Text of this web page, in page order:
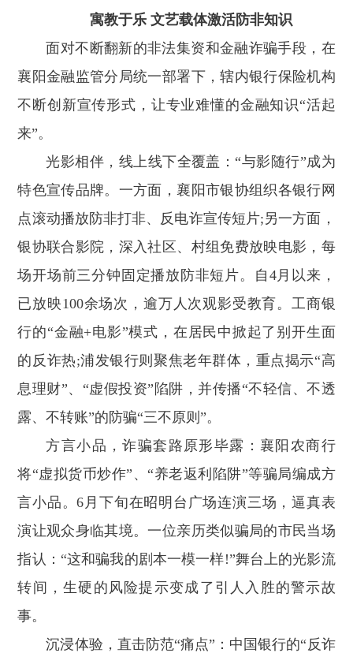
寓教于乐 文艺载体激活防非知识
面对不断翻新的非法集资和金融诈骗手段，在
襄阳金融监管分局统一部署下，辖内银行保险机构
不断创新宣传形式，让专业难懂的金融知识“活起
来”。
光影相伴，线上线下全覆盖：“与影随行”成为
特色宣传品牌。一方面，襄阳市银协组织各银行网
点滚动播放防非打非、反电诈宣传短片;另一方面，
银协联合影院，深入社区、村组免费放映电影，每
场开场前三分钟固定播放防非短片。自4月以来，
已放映100余场次，逾万人次观影受教育。工商银
行的“金融+电影”模式，在居民中掀起了别开生面
的反诈热;浦发银行则聚焦老年群体，重点揭示“高
息理财”、“虚假投资”陷阱，并传播“不轻信、不透
露、不转账”的防骗“三不原则”。
方言小品，诈骗套路原形毕露：襄阳农商行
将“虚拟货币炒作”、“养老返利陷阱”等骗局编成方
言小品。6月下旬在昭明台广场连演三场，逼真表
演让观众身临其境。一位亲历类似骗局的市民当场
指认：“这和骗我的剧本一模一样!”舞台上的光影流
转间，生硬的风险提示变成了引人入胜的警示故
事。
沉浸体验，直击防范“痛点”：中国银行的“反诈